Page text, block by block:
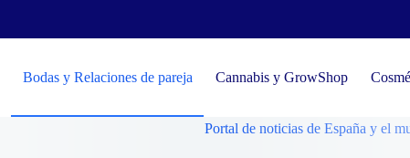
Bodas y Relaciones de pareja Cannabis y GrowShop
Portal de noticias de España y el mundo,